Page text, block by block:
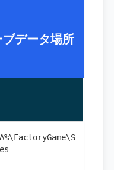
データ場所